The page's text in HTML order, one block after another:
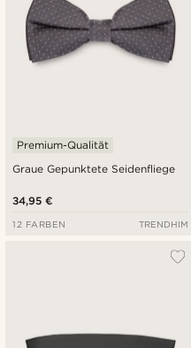
Graue Gepunktete Seidenfliege
Premium-Qualität
34,95 €
12 FARBEN TRENDHIM